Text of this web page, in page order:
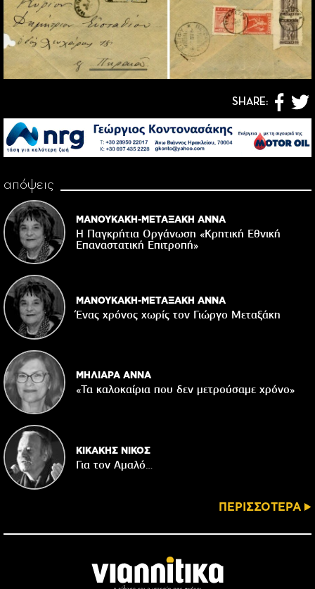
SHARE:
απόψεις
ΜΑΝΟΥΚΑΚΗ-ΜΕΤΑΞΑΚΗ ΑΝΝΑ
Η Παγκρήτια Οργάνωση «Κρητική Εθνική
Επαναστατική Eπιτροπή»
ΜΑΝΟΥΚΑΚΗ-ΜΕΤΑΞΑΚΗ ΑΝΝΑ
Ένας χρόνος χωρίς τον Γιώργο Μεταξάκη
ΜΗΛΙΑΡΑ ΑΝΝΑ
«Τα καλοκαίρια που δεν μετρούσαμε χρόνο»
ΚΙΚΑΚΗΣ ΝΙΚΟΣ
Για τον Αμαλό…
ΠΕΡΙΣΣΟΤΕΡΑ